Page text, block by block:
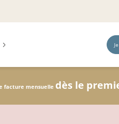
facture mensuelle dès le